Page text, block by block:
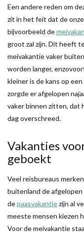
Een andere reden om
zit in het feit dat de
bijvoorbeeld de
groot zal zijn. Dit heeft
meivakantie vaker
worden langer,
kleiner is de kans op
zorgde er afgelopen
vaker binnen zitten, dat
dag overschreed.
Vakanties
geboekt
Veel reisbureaus
buitenland de
depaasvakantiezijn al
meeste mensen kiezen
Voor de meivakantie